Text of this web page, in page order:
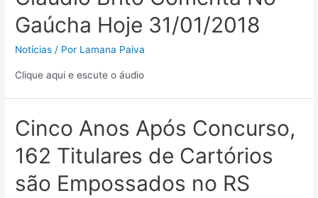
Gaúcha Hoje 31/01/2018
Notícias / Por Lamana Paiva
Clique aqui e escute o áudio
Cinco Anos Após Concurso,
162 Titulares de Cartórios
são Empossados no RS